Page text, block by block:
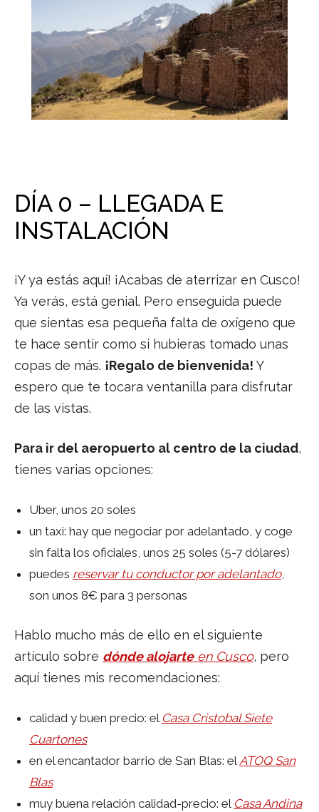
DÍA 0 – LLEGADA E
INSTALACIÓN
¡Y ya estás aquí! ¡Acabas de aterrizar en Cusco!
Ya verás, está genial. Pero enseguida puede
que sientas esa pequeña falta de oxígeno que
te hace sentir como si hubieras tomado unas
copas de más. ¡Regalo de bienvenida! Y
espero que te tocara ventanilla para disfrutar
de las vistas.
Para ir del aeropuerto al centro de la ciudad,
tienes varias opciones:
Uber, unos 20 soles
un taxi: hay que negociar por adelantado, y coge
sin falta los oficiales, unos 25 soles (5-7 dólares)
puedes reservar tu conductor por adelantado,
son unos 8€ para 3 personas
Hablo mucho más de ello en el siguiente
artículo sobre dónde alojarteen Cusco, pero
aquí tienes mis recomendaciones:
calidad y buen precio: el Casa Cristobal Siete
Cuartones
en el encantador barrio de San Blas: elATOQ San
Blas
muy buena relación calidad-precio: el Casa Andina